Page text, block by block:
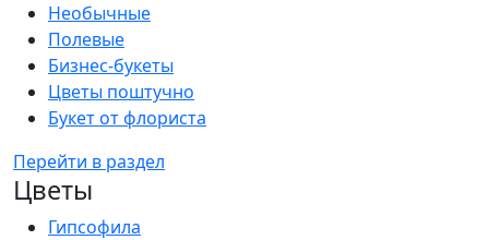
Необычные
Полевые
Бизнес-букеты
Цветы поштучно
Букет от флориста
Перейти в раздел
Цветы
Гипсофила